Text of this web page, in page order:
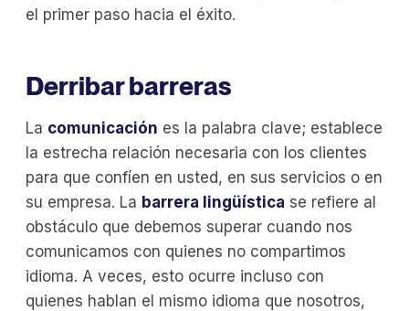
el primer paso hacia el éxito.
Derribar barreras
La comunicación es la palabra clave; establece
la estrecha relación necesaria con los clientes
para que confíen en usted, en sus servicios o en
su empresa. La barrera lingüística se refiere al
obstáculo que debemos superar cuando nos
comunicamos con quienes no compartimos
idioma. A veces, esto ocurre incluso con
quienes hablan el mismo idioma que nosotros,